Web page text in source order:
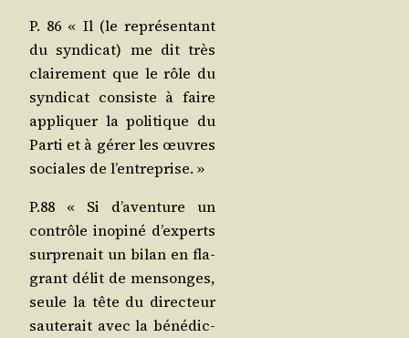
P. 86 « Il (le repré­sen­tant
du syn­di­cat) me dit très
clai­re­ment que le rôle du
syn­di­cat consiste à faire
appli­quer la poli­tique du
Par­ti et à gérer les œuvres
sociales de l’entreprise. »
P.88 « Si d’a­ven­ture un
contrôle inopi­né d’ex­perts
sur­pre­nait un bilan en fla­
grant délit de men­songes,
seule la tête du direc­teur
sau­te­rait avec la béné­dic­